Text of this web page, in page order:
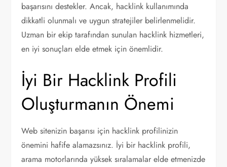
başarısını destekler. Ancak, hacklink kullanımında
dikkatli olunmalı ve uygun stratejiler belirlenmelidir.
Uzman bir ekip tarafından sunulan hacklink hizmetleri,
en iyi sonuçları elde etmek için önemlidir.
İyi Bir Hacklink Profili
Oluşturmanın Önemi
Web sitenizin başarısı için hacklink profilinizin
önemini hafife alamazsınız. İyi bir hacklink profili,
arama motorlarında yüksek sıralamalar elde etmenizde